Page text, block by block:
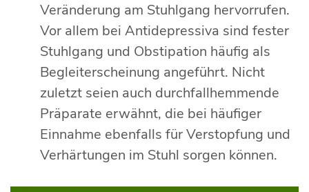
Veränderung am Stuhlgang hervorrufen.
Vor allem bei Antidepressiva sind fester
Stuhlgang und Obstipation häufig als
Begleiterscheinung angeführt. Nicht
zuletzt seien auch durchfallhemmende
Präparate erwähnt, die bei häufiger
Einnahme ebenfalls für Verstopfung und
Verhärtungen im Stuhl sorgen können.